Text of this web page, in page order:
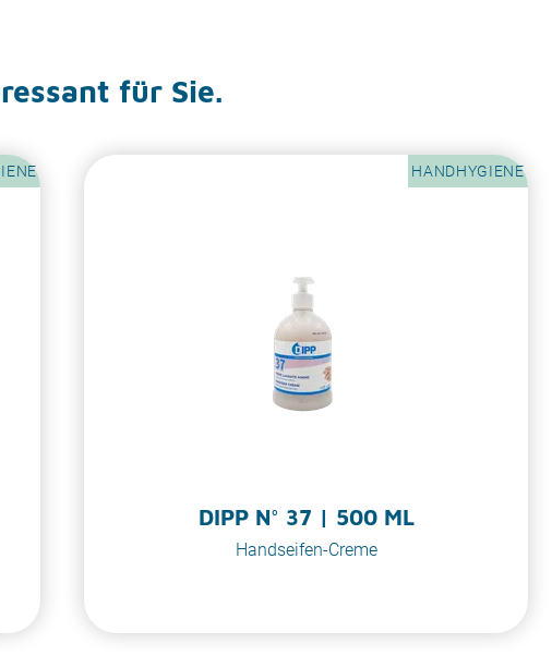
für Sie.
HANDHYGIENE
DIPP N° 37 | 500 ML
Handseifen-Creme